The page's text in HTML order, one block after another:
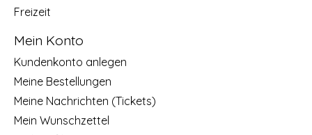
Freizeit
Mein Konto
Kundenkonto anlegen
Meine Bestellungen
Meine Nachrichten (Tickets)
Mein Wunschzettel